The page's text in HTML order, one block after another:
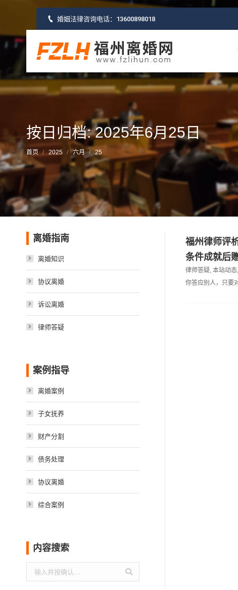
婚姻法律咨询电话： 13600898018
按日归档: 2025年6月25日
您的位置：
首页 2025 六月 25
福州律师评
条件成就后
律师答疑, 本站动态,
你答应别人，只要
离婚指南
离婚知识
协议离婚
诉讼离婚
律师答疑
案例指导
离婚案例
子女抚养
财产分割
债务处理
协议离婚
综合案例
内容搜索
索：